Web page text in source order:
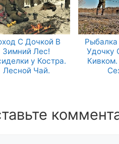
С Дочкой В
Зимний Лес!
у Костра.
Лесной Чай.
Удочку